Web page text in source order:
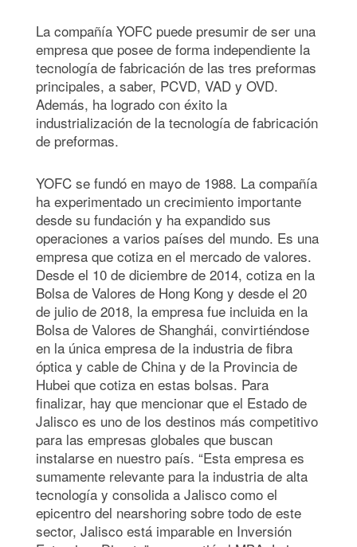
La compañía YOFC puede presumir de ser una
empresa que posee de forma independiente la
tecnología de fabricación de las tres preformas
principales, a saber, PCVD, VAD y OVD.
Además, ha logrado con éxito la
industrialización de la tecnología de fabricación
de preformas.
YOFC se fundó en mayo de 1988. La compañía
ha experimentado un crecimiento importante
desde su fundación y ha expandido sus
operaciones a varios países del mundo. Es una
empresa que cotiza en el mercado de valores.
Desde el 10 de diciembre de 2014, cotiza en la
Bolsa de Valores de Hong Kong y desde el 20
de julio de 2018, la empresa fue incluida en la
Bolsa de Valores de Shanghái, convirtiéndose
en la única empresa de la industria de fibra
óptica y cable de China y de la Provincia de
Hubei que cotiza en estas bolsas. Para
finalizar, hay que mencionar que el Estado de
Jalisco es uno de los destinos más competitivo
para las empresas globales que buscan
instalarse en nuestro país. “Esta empresa es
sumamente relevante para la industria de alta
tecnología y consolida a Jalisco como el
epicentro del nearshoring sobre todo de este
sector, Jalisco está imparable en Inversión